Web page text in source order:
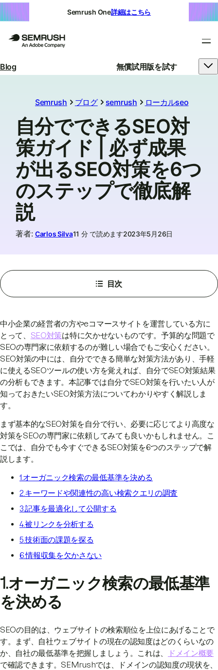
Semrush One詳細はこちら
Blog 無償試用版を試す
Semrush ブログ semrush ローカルseo
自分でできるSEO対
策ガイド | 必ず成果
が出るSEO対策を6つ
のステップで徹底解
説
著者: Carlos Silva11 分 で読めます2023年5月26日
目次
中小企業の経営者の方やeコマースサイトを運営している方に
とって、 SEO対策は特に欠かせないものです。予算的な問題で
SEOの専門家に依頼するのが難しい場合でもご安心ください。
SEO対策の中には、自分でできる簡単な対策方法があり、手軽
に使えるSEOツールの使い方を覚えれば、自分でSEO対策結果
の分析もできます。本記事では自分でSEO対策を行いたい人が
知っておきたいSEO対策方法についてわかりやすく解説しま
す。
まず基本的なSEO対策を自分で行い、必要に応じてより高度な
対策をSEOの専門家に依頼してみても良いかもしれません。こ
こでは、自分でも今すぐできるSEO対策を6つのステップで解
説します。
1.オーガニック検索の最低基準を決める
2.キーワードや関連性の高い検索クエリの調査
3.記事を最適化して公開する
4.被リンクを分析する
5.技術面の課題を探る
6.情報収集を欠かさない
1.オーガニック検索の最低基準
を決める
SEOの目的は、ウェブサイトの検索順位を上位にあげることで
す。まず、自社ウェブサイトの現在の認知度はどのくらいなの
か、自社の最低基準を把握しましょう。これは、
ドメイン概要
で確認できます。SEMrushでは、ドメインの認知度の現状を、